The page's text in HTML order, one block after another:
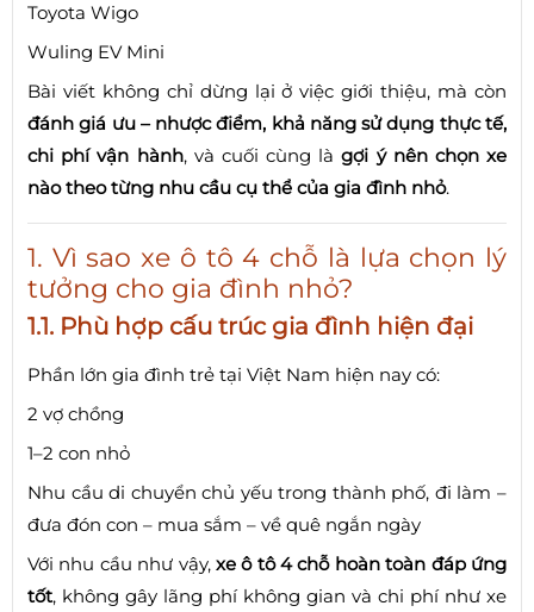
Toyota Wigo
Wuling EV Mini
Bài viết không chỉ dừng lại ở việc giới thiệu, mà còn
đánh giá ưu – nhược điểm, khả năng sử dụng thực tế,
chi phí vận hành, và cuối cùng làgợi ý nên chọn xe
nào theo từng nhu cầu cụ thể của gia đình nhỏ.
1. Vì sao xe ô tô 4 chỗ là lựa chọn lý
tưởng cho gia đình nhỏ?
1.1. Phù hợp cấu trúc gia đình hiện đại
Phần lớn gia đình trẻ tại Việt Nam hiện nay có:
2 vợ chồng
1–2 con nhỏ
Nhu cầu di chuyển chủ yếu trong thành phố, đi làm –
đưa đón con – mua sắm – về quê ngắn ngày
Với nhu cầu như vậy, xe ô tô 4 chỗ hoàn toàn đáp ứng
tốt, không gây lãng phí không gian và chi phí như xe